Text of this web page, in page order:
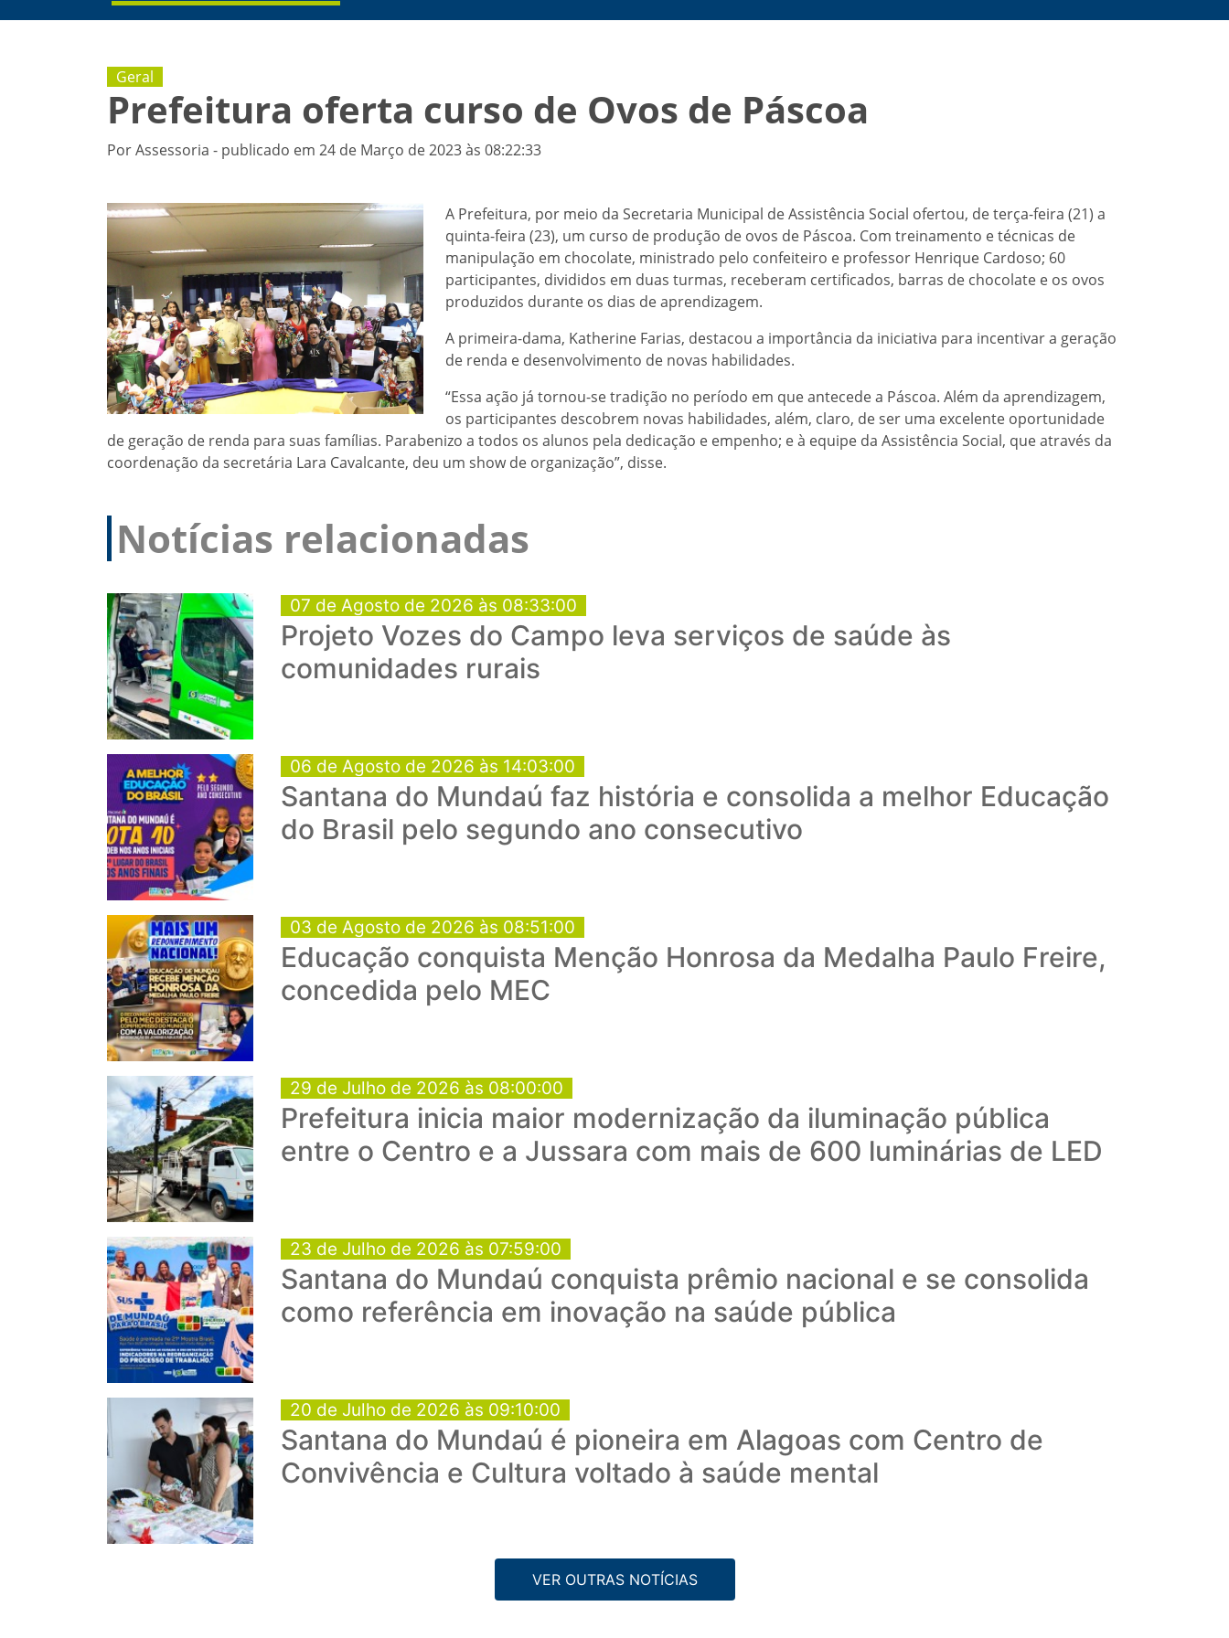
Geral
Prefeitura oferta curso de Ovos de Páscoa
Por Assessoria - publicado em 24 de Março de 2023 às 08:22:33
A Prefeitura, por meio da Secretaria Municipal de Assistência Social ofertou, de terça-feira (21) a
quinta-feira (23), um curso de produção de ovos de Páscoa. Com treinamento e técnicas de
manipulação em chocolate, ministrado pelo confeiteiro e professor Henrique Cardoso; 60
participantes, divididos em duas turmas, receberam certificados, barras de chocolate e os ovos
produzidos durante os dias de aprendizagem.
A primeira-dama, Katherine Farias, destacou a importância da iniciativa para incentivar a geração
de renda e desenvolvimento de novas habilidades.
“Essa ação já tornou-se tradição no período em que antecede a Páscoa. Além da aprendizagem,
os participantes descobrem novas habilidades, além, claro, de ser uma excelente oportunidade
de geração de renda para suas famílias. Parabenizo a todos os alunos pela dedicação e empenho; e à equipe da Assistência Social, que através da
coordenação da secretária Lara Cavalcante, deu um show de organização”, disse.
Notícias relacionadas
07 de Agosto de 2026 às 08:33:00
Projeto Vozes do Campo leva serviços de saúde às
comunidades rurais
06 de Agosto de 2026 às 14:03:00
Santana do Mundaú faz história e consolida a melhor Educação
do Brasil pelo segundo ano consecutivo
03 de Agosto de 2026 às 08:51:00
Educação conquista Menção Honrosa da Medalha Paulo Freire,
concedida pelo MEC
29 de Julho de 2026 às 08:00:00
Prefeitura inicia maior modernização da iluminação pública
entre o Centro e a Jussara com mais de 600 luminárias de LED
23 de Julho de 2026 às 07:59:00
Santana do Mundaú conquista prêmio nacional e se consolida
como referência em inovação na saúde pública
20 de Julho de 2026 às 09:10:00
Santana do Mundaú é pioneira em Alagoas com Centro de
Convivência e Cultura voltado à saúde mental
VER OUTRAS NOTÍCIAS